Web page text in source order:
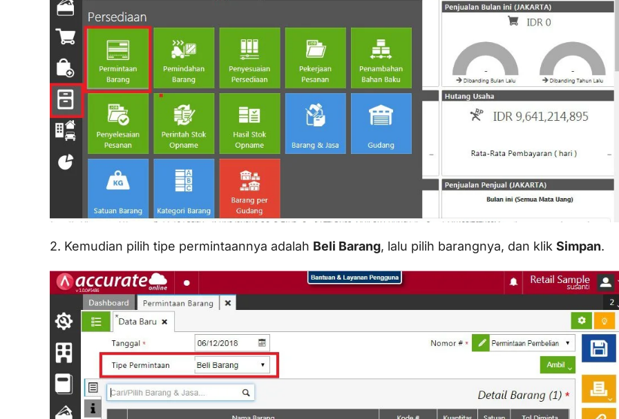
2. Kemudian pilih tipe permintaannya adalah Beli Barang, lalu pilih barangnya, dan klik Simpan.